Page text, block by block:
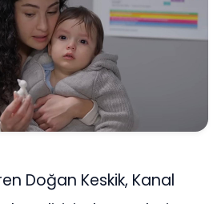
Doğan Keskik, Kanal